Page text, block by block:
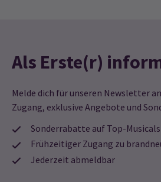
Als Erste(r)
Melde dich für unseren Newsletter
Zugang, exklusive Angebote und
Sonderrabatte auf Top-Musicals
Frühzeitiger Zugang zu
Jederzeit abmeldbar